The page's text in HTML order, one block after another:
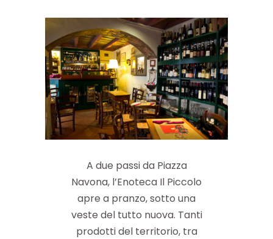
A due passi da Piazza
Navona, l’Enoteca Il Piccolo
apre a pranzo, sotto una
veste del tutto nuova. Tanti
prodotti del territorio, tra